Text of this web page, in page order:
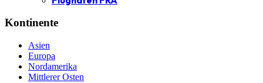
Kontinente
Asien
Europa
Nordamerika
Mittlerer Osten